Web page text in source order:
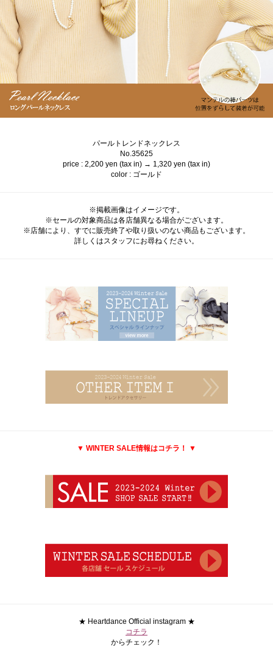
パールトレンドネックレス
No.35625
price : 2,200 yen (tax in) → 1,320 yen (tax in)
color : ゴールド
※掲載画像はイメージです。
※セールの対象商品は各店舗異なる場合がございます。
※店舗により、すでに販売終了や取り扱いのない商品もございます。
詳しくはスタッフにお尋ねください。
▼ WINTER SALE情報はコチラ！ ▼
★ Heartdance Official instagram ★
コチラ
からチェック！